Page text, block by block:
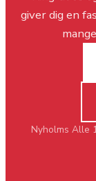
giver dig en
Nyholms Alle